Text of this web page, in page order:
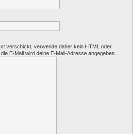
verschickt, verwende daher kein HTML oder
E-Mail wird deine E-Mail-Adresse angegeben.